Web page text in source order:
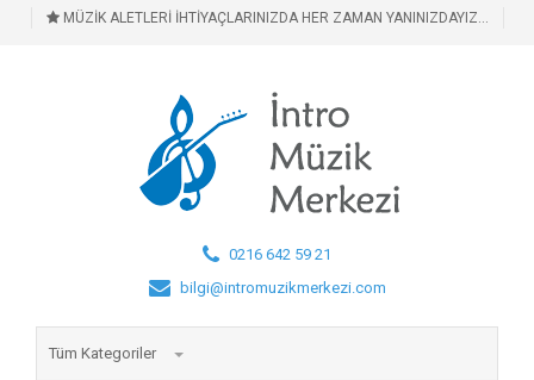
MÜZİK ALETLERİ İHTİYAÇLARINIZDA HER ZAMAN YANINIZDAYIZ...
0216 642 59 21
bilgi@intromuzikmerkezi.com
Tüm Kategoriler